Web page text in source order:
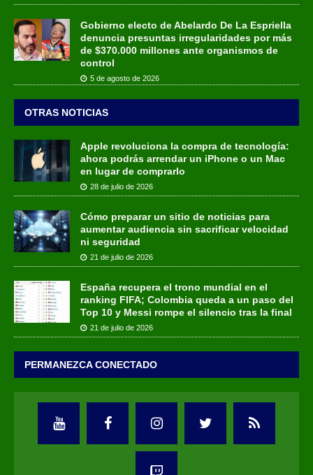
Gobierno electo de Abelardo De La Espriella
denuncia presuntas irregularidades por más
de $370.000 millones ante organismos de
control
5 de agosto de 2026
OTRAS NOTICIAS
Apple revoluciona la compra de tecnología:
ahora podrás arrendar un iPhone o un Mac
en lugar de comprarlo
28 de julio de 2026
Cómo preparar un sitio de noticias para
aumentar audiencia sin sacrificar velocidad
ni seguridad
21 de julio de 2026
España recupera el trono mundial en el
ranking FIFA; Colombia queda a un paso del
Top 10 y Messi rompe el silencio tras la final
21 de julio de 2026
PERMANEZCA CONECTADO